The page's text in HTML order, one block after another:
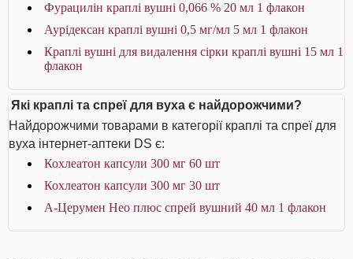
Фурацилін краплі вушні 0,066 % 20 мл 1 флакон
Аурiдексан краплі вушні 0,5 мг/мл 5 мл 1 флакон
Краплі вушні для видалення сірки краплі вушні 15 мл 1
флакон
Які краплі та спреї для вуха є найдорожчими?
Найдорожчими товарами в категорії краплі та спреї для
вуха інтернет-аптеки DS є:
Кохлеатон капсули 300 мг 60 шт
Кохлеатон капсули 300 мг 30 шт
А-Церумен Нео плюс спрей вушний 40 мл 1 флакон